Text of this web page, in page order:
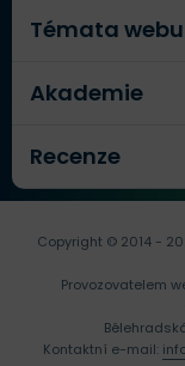
Témata webu
Akademie
Recenze
Copyright © 2014 -
Provozovatelem
Kontaktní e-mail: